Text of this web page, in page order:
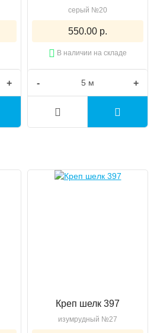
+
серый №20
550.00 р.
В наличии на складе
- +
Креп шелк 397
изумрудный №27